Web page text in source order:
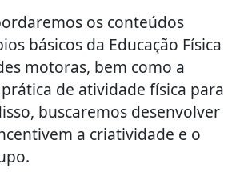
os conteúdos
básicos da Educação Física
motoras, bem como a
de atividade física para
buscaremos desenvolver
a criatividade e o